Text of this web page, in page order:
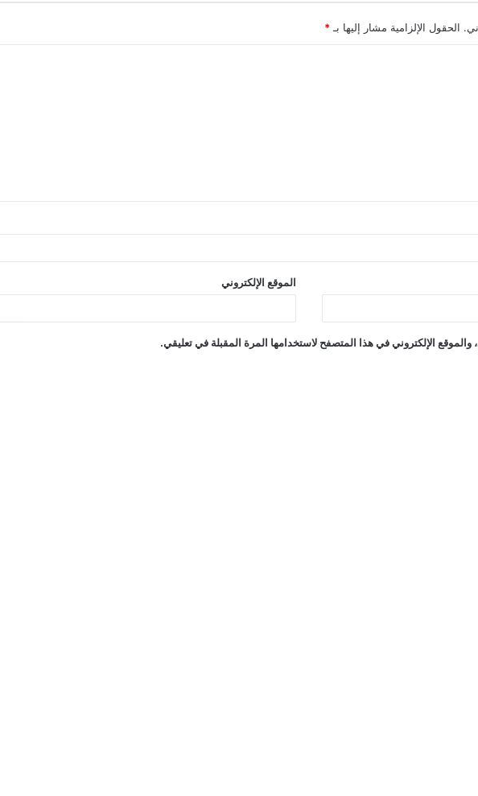
الحقول الإلزامية مشار إليها بـ *
الموقع الإلكتروني
الإلكتروني في هذا المتصفح لاستخدامها المرة المقبلة في تعليقي.